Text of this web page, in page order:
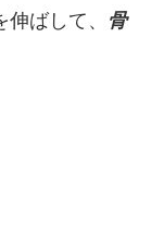
ばして、
骨